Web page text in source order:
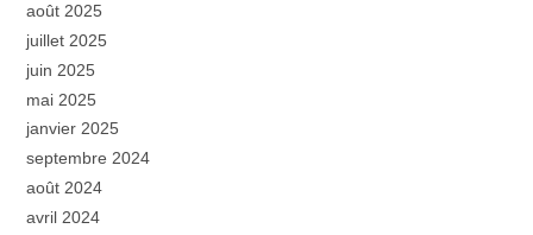
août 2025
juillet 2025
juin 2025
mai 2025
janvier 2025
septembre 2024
août 2024
avril 2024